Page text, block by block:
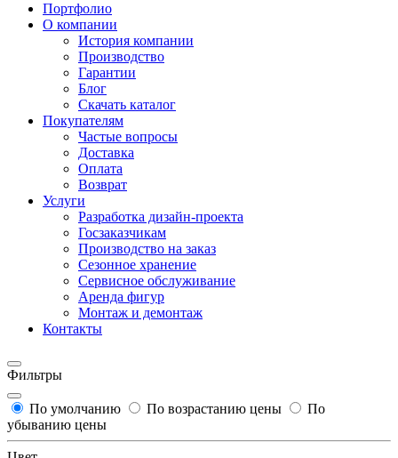
Портфолио
О компании
История компании
Производство
Гарантии
Блог
Скачать каталог
Покупателям
Частые вопросы
Доставка
Оплата
Возврат
Услуги
Разработка дизайн-проекта
Госзаказчикам
Производство на заказ
Сезонное хранение
Сервисное обслуживание
Аренда фигур
Монтаж и демонтаж
Контакты
Фильтры
По умолчанию По возрастанию цены
По
убыванию цены